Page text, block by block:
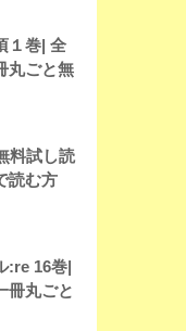
１巻| 全
丸ごと無
料試し読
読む方
:re 16巻|
冊丸ごと